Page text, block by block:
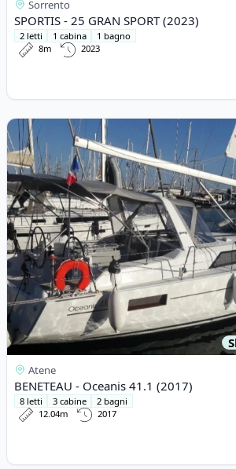
Sorrento
SPORTIS - 25 GRAN SPORT (2023)
2 letti 1 cabina
1 bagno
8m
2023
View details for BENETEAU - Oceanis 41.1
Atene
BENETEAU - Oceanis 41.1 (2017)
8 letti 3 cabine
2 bagni
12.04m
2017